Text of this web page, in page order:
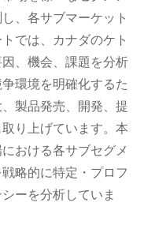
、各サブマーケット
では、カナダのケト
、機会、課題を分析
環境を明確化するた
製品発売、開発、提
り上げています。本
おける各サブセグメ
略的に特定・プロフ
ーを分析していま